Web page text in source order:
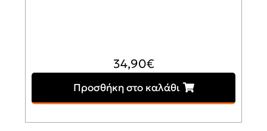
34,90€
Προσθήκη στο καλάθι